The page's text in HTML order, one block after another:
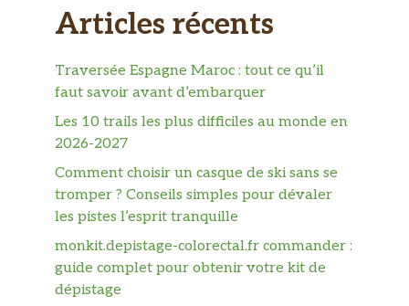
Articles récents
Traversée Espagne Maroc : tout ce qu’il
faut savoir avant d’embarquer
Les 10 trails les plus difficiles au monde en
2026-2027
Comment choisir un casque de ski sans se
tromper ? Conseils simples pour dévaler
les pistes l’esprit tranquille
monkit.depistage-colorectal.fr commander :
guide complet pour obtenir votre kit de
dépistage